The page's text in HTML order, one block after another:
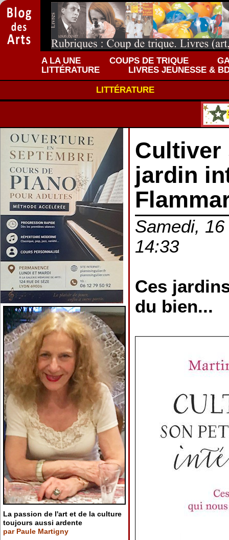
A LA UNE COUPS DE TRIQUE
LITTÉRATURE
LIVRES JEUNESSE &
LITTÉRATURE
La passion de l'art et de la culture
toujours aussi ardente
par Paule Martigny
Cultiver
jardin
Samedi,
14:33
Ces
du bien...